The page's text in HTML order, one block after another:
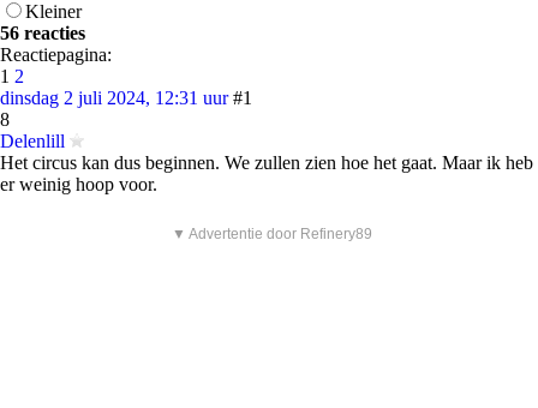
Kleiner
56 reacties
Reactiepagina:
1 2
dinsdag 2 juli 2024, 12:31 uur #1
8
Delenlill
Het circus kan dus beginnen. We zullen zien hoe het gaat. Maar ik heb
er weinig hoop voor.
▼ Advertentie door Refinery89